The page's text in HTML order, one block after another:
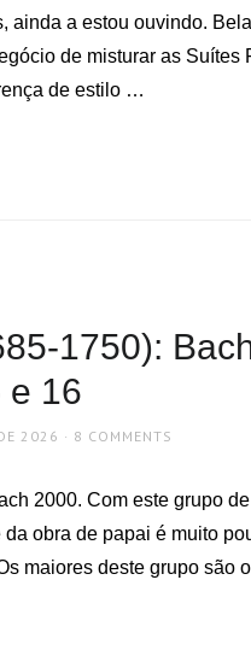
ainda a estou ouvindo.
de misturar as
de estilo …
1750):
e 16
2026 8 COMMENTS
2000. Com este grupo
da obra de papai é muito
maiores deste grupo